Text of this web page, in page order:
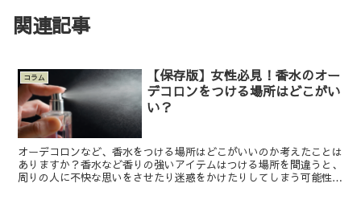
関連記事
コラム
【保存版】女性必見！香水のオー
デコロンをつける場所はどこがい
い？
オーデコロンなど、香水をつける場所はどこがいいのか考えたことは
ありますか？香水など香りの強いアイテムはつける場所を間違うと、
周りの人に不快な思いをさせたり迷惑をかけたりしてしまう可能性